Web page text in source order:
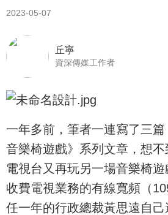
2023-05-07
丘寧
資深傳媒工作者
一年多前，筆者一連寫了三
音樂椅遊戲》系列文章，想
電視台又再玩另一場音樂椅
收費電視業務的有線寬頻（
任一年的行政總裁黃思遠自